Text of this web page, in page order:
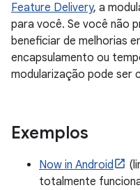
Feature Delivery, a
para você. Se você não
beneficiar de melhorias
encapsulamento ou
modularização pode ser
Exemplos
Now in Android
totalmente